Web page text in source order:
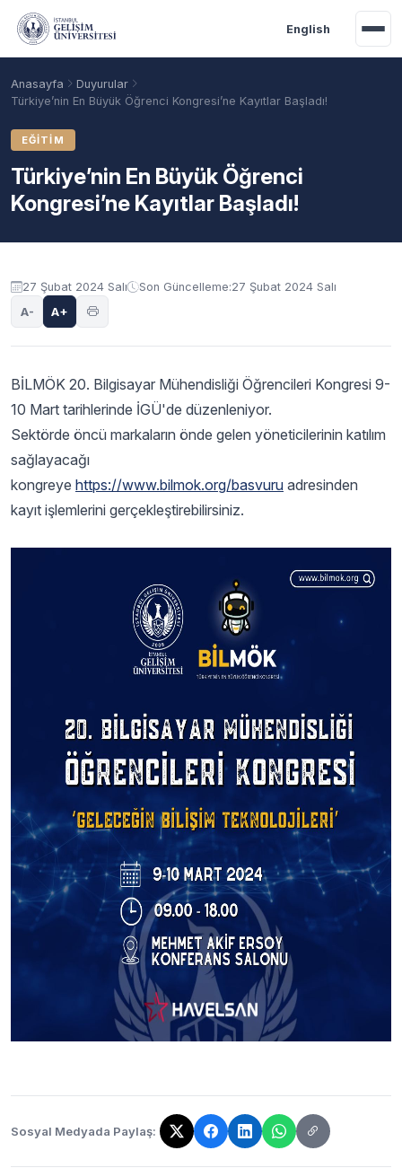
Ana içeriğe geç
English
Akademik Takvim
Anasayfa
Duyurular
Türkiye’nin En Büyük Öğrenci Kongresi’ne Kayıtlar Başladı!
EĞITIM
Türkiye’nin En Büyük Öğrenci
Kongresi’ne Kayıtlar Başladı!
Duyuru içeriği
27 Şubat 2024 Salı Son Güncelleme:27 Şubat 2024 Salı
A- A+
BİLMÖK 20. Bilgisayar Mühendisliği Öğrencileri Kongresi 9-
10 Mart tarihlerinde İGÜ'de düzenleniyor.
Sektörde öncü markaların önde gelen yöneticilerinin katılım
sağlayacağı
kongreye https://www.bilmok.org/basvuru adresinden
kayıt işlemlerini gerçekleştirebilirsiniz.
Sosyal Medyada Paylaş:
Bağlantı kopyalandı!